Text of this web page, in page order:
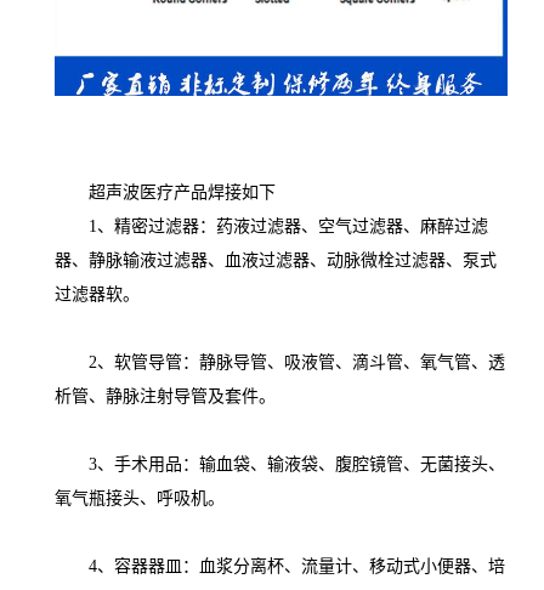
超声波医疗产品焊接如下
1、精密过滤器：药液过滤器、空气过滤器、麻醉过滤
器、静脉输液过滤器、血液过滤器、动脉微栓过滤器、泵式
过滤器软。
2、软管导管：静脉导管、吸液管、滴斗管、氧气管、透
析管、静脉注射导管及套件。
3、手术用品：输血袋、输液袋、腹腔镜管、无菌接头、
氧气瓶接头、呼吸机。
4、容器器皿：血浆分离杯、流量计、移动式小便器、培